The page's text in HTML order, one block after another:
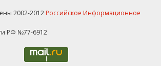
2002-2012 Российское Информационное
РФ №77-6912